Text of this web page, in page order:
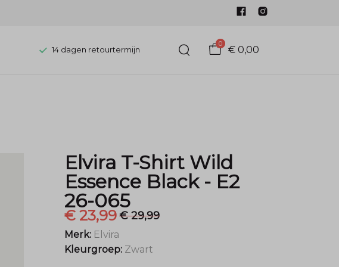
14 dagen retourtermijn
0
€ 0,00
Elvira T-Shirt Wild
Essence Black - E2
26-065
€ 23,99€ 29,99
Merk: Elvira
Kleurgroep: Zwart